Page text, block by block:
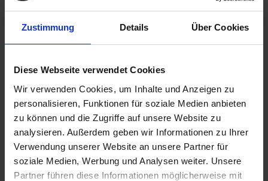
Zustimmung Details Über Cookies
Diese Webseite verwendet Cookies
Wir verwenden Cookies, um Inhalte und Anzeigen zu
personalisieren, Funktionen für soziale Medien anbieten
zu können und die Zugriffe auf unsere Website zu
analysieren. Außerdem geben wir Informationen zu Ihrer
Verwendung unserer Website an unsere Partner für
soziale Medien, Werbung und Analysen weiter. Unsere
Partner führen diese Informationen möglicherweise mit
14,95 €
inkl. ges. USt.,zzgl. Versandkosten
Sofort versandfertig, Lieferzeit ca. 2-4 Werktage innerhalb
Deutschlands
Warenkorb
Merken Bewerten